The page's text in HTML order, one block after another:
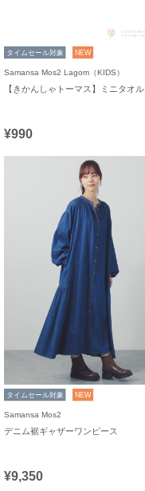
タイムセール対象 NEW
Samansa Mos2 Lagom（KIDS）
【きかんしゃトーマス】ミニタオル
¥990
タイムセール対象 NEW
Samansa Mos2
デニム裾ギャザーワンピース
¥9,350